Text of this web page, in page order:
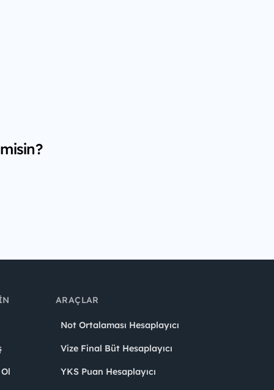
ARAÇLAR
Not Ortalaması Hesaplayıcı
Vize Final Büt Hesaplayıcı
YKS Puan Hesaplayıcı